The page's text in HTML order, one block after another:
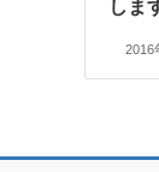
しま
2016